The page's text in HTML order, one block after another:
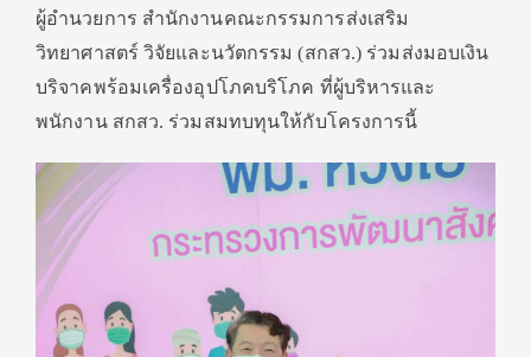
ผู้อำนวยการ สำนักงานคณะกรรมการส่งเสริม
วิทยาศาสตร์ วิจัยและนวัตกรรม (สกสว.) ร่วมส่งมอบเงิน
บริจาคพร้อมเครื่องอุปโภคบริโภค ที่ผู้บริหารและ
พนักงาน สกสว. ร่วมสมทบทุนให้กับโครงการนี้